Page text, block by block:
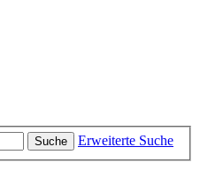
Suche
Erweiterte Suche